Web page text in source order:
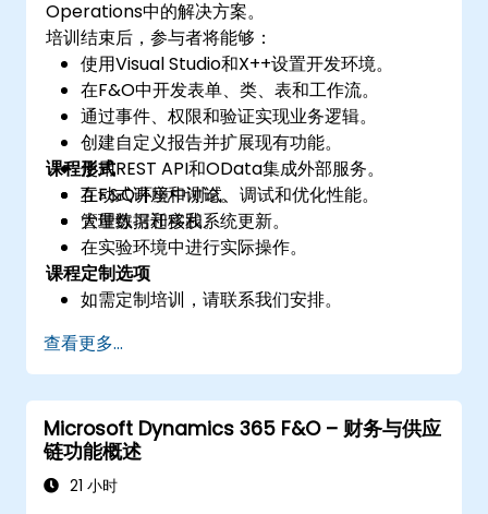
Operations中的解决方案。
培训结束后，参与者将能够：
使用Visual Studio和X++设置开发环境。
在F&O中开发表单、类、表和工作流。
通过事件、权限和验证实现业务逻辑。
创建自定义报告并扩展现有功能。
使用REST API和OData集成外部服务。
在F&O环境中测试、调试和优化性能。
管理数据迁移和系统更新。
课程形式
互动式讲座和讨论。
大量练习和实践。
在实验环境中进行实际操作。
课程定制选项
如需定制培训，请联系我们安排。
查看更多...
Microsoft Dynamics 365 F&O – 财务与供应
链功能概述
21 小时